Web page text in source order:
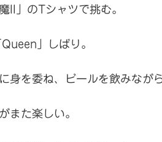
II」のTシャツで挑む。
」しばり。
身を委ね、ビールを飲みなが
また楽しい。